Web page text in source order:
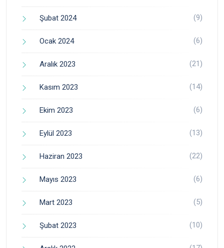
Şubat 2024 (9)
Ocak 2024 (6)
Aralık 2023 (21)
Kasım 2023 (14)
Ekim 2023 (6)
Eylül 2023 (13)
Haziran 2023 (22)
Mayıs 2023 (6)
Mart 2023 (5)
Şubat 2023 (10)